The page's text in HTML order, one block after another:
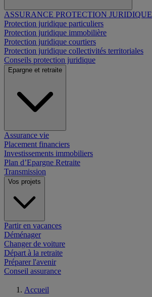
ASSURANCE PROTECTION JURIDIQUE
Protection juridique particuliers
Protection juridique immobilière
Protection juridique courtiers
Protection juridique collectivités territoriales
Conseils protection juridique
Epargne et retraite
Assurance vie
Placement financiers
Investissements immobiliers
Plan d’Epargne Retraite
Transmission
Vos projets
Partir en vacances
Déménager
Changer de voiture
Départ à la retraite
Préparer l'avenir
Conseil assurance
Accueil